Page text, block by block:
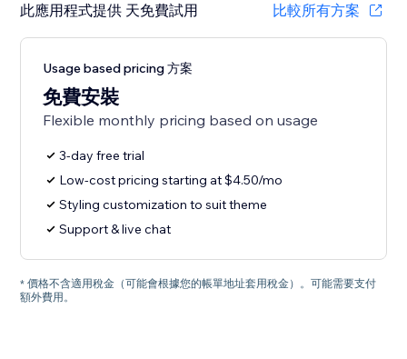
此應用程式提供 天免費試用 比較所有方案
Usage based pricing 方案
免費安裝
Flexible monthly pricing based on usage
3-day free trial
Low-cost pricing starting at $4.50/mo
Styling customization to suit theme
Support & live chat
* 價格不含適用稅金（可能會根據您的帳單地址套用稅金）。可能需要支付
額外費用。